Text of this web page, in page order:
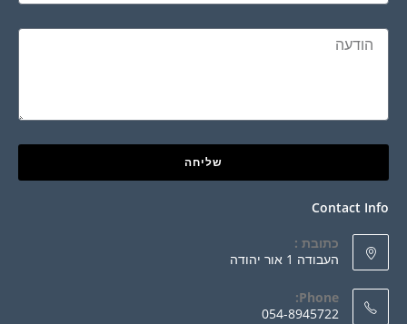
שליחה
Contact Info
כתובת :
העבודה 1 אור יהודה
Phone:
054-8945722